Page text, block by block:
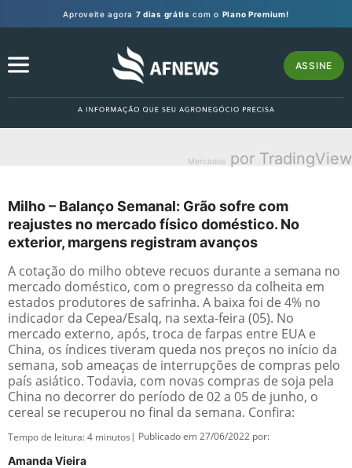
Aproveite agora 7 dias grátis com o Plano Premium!
ASSINE
Mercados por TradingView
Milho – Balanço Semanal: Grão sofre com
reajustes no mercado físico doméstico. No
exterior, margens registram avanços
A cotação do milho obteve recuos durante a semana no
mercado doméstico, com o pregresso da colheita em
estados produtores de safrinha. A baixa foi de 4% no
indicador da Cepea/Esalq, na sexta-feira (05). No
mercado externo, após, troca de farpas entre EUA e
China, os índices tiveram queda nos preços no início da
semana, sob ameaças de interrupções de compras pelo
país asiático. Todavia, com novas compras de soja pela
China no decorrer do período de 02 a 05 de junho, o
cereal se recuperou no final da semana. Confira:
Tempo de leitura:4 minutos | Publicado em 27/06/2022 por:
Amanda Vieira